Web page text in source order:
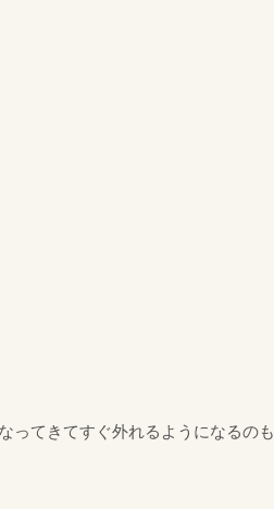
ってきてすぐ外れるようになるのも